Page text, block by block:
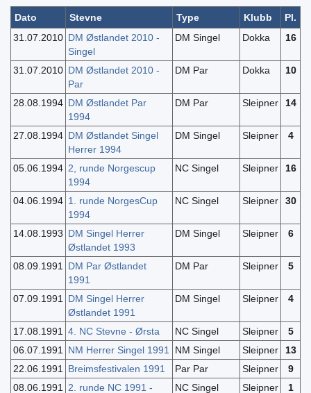
Dato Stevne Type Klubb
Pl.
31.07.2010 DM Østlandet 2010 -
Singel
DM Singel Dokka 16
31.07.2010 DM Østlandet 2010 -
Par
DM Par Dokka 10
28.08.1994 DM Østlandet Par
1994
DM Par Sleipner 14
27.08.1994 DM Østlandet Singel
Herrer 1994
DM Singel Sleipner 4
05.06.1994 2, runde Norgescup
1994
NC Singel Sleipner 16
04.06.1994 1. runde NorgesCup
1994
NC Singel Sleipner 30
14.08.1993 DM Singel Herrer
Østlandet 1993
DM Singel Sleipner 6
08.09.1991
DM Par Østlandet
1991
DM Par Sleipner 5
07.09.1991
DM Singel Herrer
Østlandet 1991
DM Singel Sleipner 4
17.08.1991 4. NC Stevne - Ørsta NC Singel Sleipner
5
06.07.1991
NM Herrer Singel 1991 NM Singel Sleipner
13
22.06.1991
Breimsfestivalen 1991 Par Par Sleipner
9
08.06.1991
2. runde NC 1991 - NC Singel Sleipner 1